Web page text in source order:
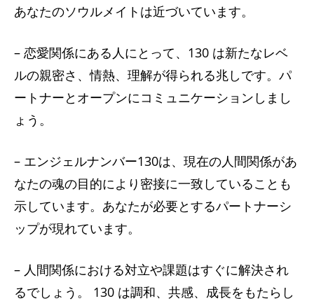
あなたのソウルメイトは近づいています。
– 恋愛関係にある人にとって、130 は新たなレベ
ルの親密さ、情熱、理解が得られる兆しです。パ
ートナーとオープンにコミュニケーションしまし
ょう。
– エンジェルナンバー130は、現在の人間関係があ
なたの魂の目的により密接に一致していることも
示しています。あなたが必要とするパートナーシ
ップが現れています。
– 人間関係における対立や課題はすぐに解決され
るでしょう。 130 は調和、共感、成長をもたらし